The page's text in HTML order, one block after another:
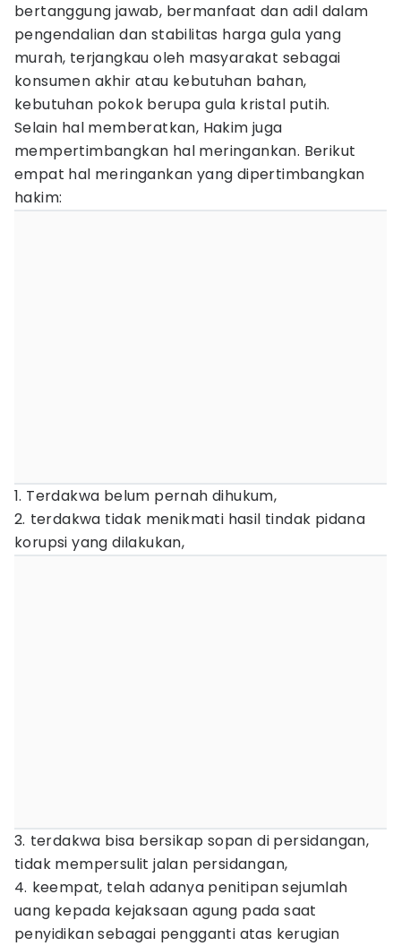
bertanggung jawab, bermanfaat dan adil dalam
pengendalian dan stabilitas harga gula yang
murah, terjangkau oleh masyarakat sebagai
konsumen akhir atau kebutuhan bahan,
kebutuhan pokok berupa gula kristal putih.
Selain hal memberatkan, Hakim juga
mempertimbangkan hal meringankan. Berikut
empat hal meringankan yang dipertimbangkan
hakim:
1. Terdakwa belum pernah dihukum,
2. ⁠terdakwa tidak menikmati hasil tindak pidana
korupsi yang dilakukan,
3. ⁠terdakwa bisa bersikap sopan di persidangan,
tidak mempersulit jalan persidangan,
4. ⁠keempat, telah adanya penitipan sejumlah
uang kepada kejaksaan agung pada saat
penyidikan sebagai pengganti atas kerugian